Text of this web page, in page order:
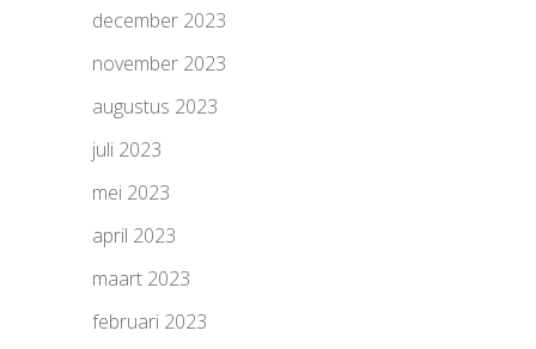
december 2023
november 2023
augustus 2023
juli 2023
mei 2023
april 2023
maart 2023
februari 2023